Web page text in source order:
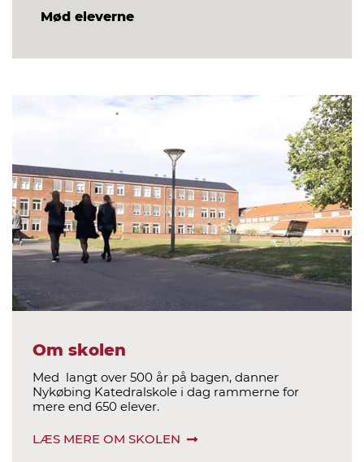
Mød eleverne
Om skolen
Med langt over 500 år på bagen, danner
Nykøbing Katedralskole i dag rammerne for
mere end 650 elever.
LÆS MERE OM SKOLEN